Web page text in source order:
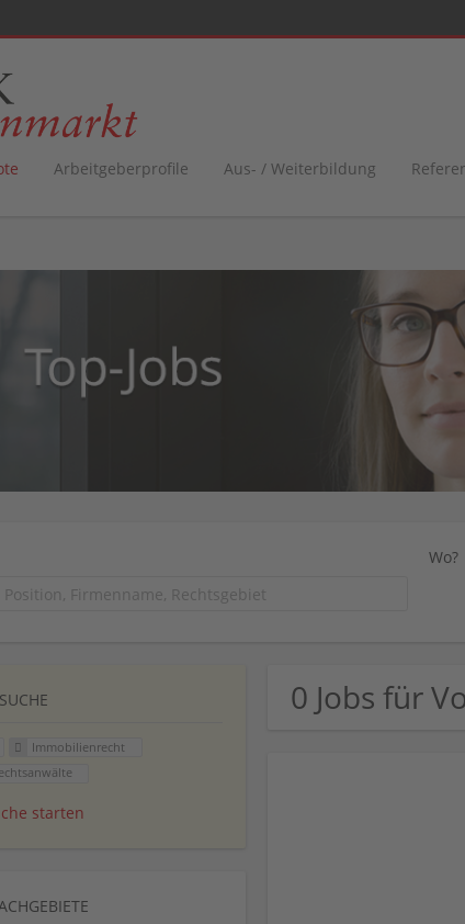
Arbeitgeberprofile Aus- / Weiterbildung
Wo?
0 Jobs für
Immobilienrecht
starten